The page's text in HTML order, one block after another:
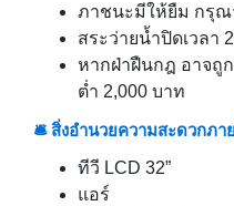
ภาชนะมีให้ยืม กรุณ
สระว่ายน้ำปิดเวลา
หากฝ่าฝืนกฎ อาจถู
ต่ำ 2,000 บาท
🛎 สิ่งอำนวยความสะดวกภา
ทีวี LCD 32”
แอร์